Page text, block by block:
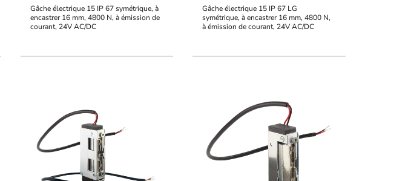
Gâche électrique 15 IP 67 symétrique, à
encastrer 16 mm, 4800 N, à émission de
courant, 24V AC/DC
Gâche électrique 15 IP 67 LG
symétrique, à encastrer 16 mm, 4800 N,
à émission de courant, 24V AC/DC